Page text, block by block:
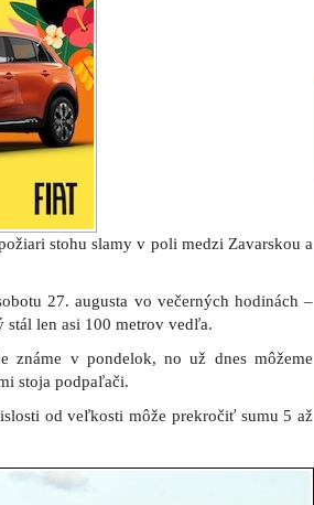
stohu slamy v poli medzi Zavarskou a
27. augusta vo večerných hodinách –
stál len asi 100 metrov vedľa.
známe v pondelok, no už dnes môžeme
stoja podpaľači.
od veľkosti môže prekročiť sumu 5 až